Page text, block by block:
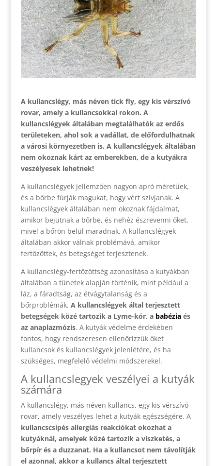
A kullancslégy, más néven tick fly, egy kis vérszívó
rovar, amely a kullancsokkal rokon. A
kullancslégyek általában megtalálhatók az erdős
területeken, ahol sok a vadállat, de előfordulhatnak
a városi környezetben is. A kullancslégyek általában
nem okoznak kárt az emberekben, de a kutyákra
veszélyesek lehetnek!
A kullancslégyek jellemzően nagyon apró méretűek,
és a bőrbe fúrják magukat, hogy vért szívjanak. A
kullancslégyek általában nem okoznak fájdalmat,
amikor bejutnak a bőrbe, és nehéz észrevenni őket,
mivel a bőrön belül maradnak. A kullancslégyek
általában akkor válnak problémává, amikor
fertőzöttek, és betegséget terjesztenek.
A kullancslégy-fertőzöttség azonosítása a kutyákban
általában a tünetek alapján történik, mint például a
láz, a fáradtság, az étvágytalanság és a
bőrproblémák. A kullancslégyek által terjesztett
betegségek közé tartozik a Lyme-kór, a babéziaés
az anaplazmózis. A kutyák védelme érdekében
fontos, hogy rendszeresen ellenőrizzük őket
kullancsok és kullancslégyek jelenlétére, és ha
szükséges, megfelelő védelmi módszerekel.
A kullancslegyek veszélyei a kutyák
számára
A kullancslégy, más néven kullancs, egy kis vérszívó
rovar, amely veszélyes lehet a kutyák egészségére. A
kullancscsípés allergiás reakciókat okozhat a
kutyáknál, amelyek közé tartozik a viszketés, a
bőrpír és a duzzanat. Ha a kullancsot nem távolítják
el azonnal, akkor a kullancs által terjesztett